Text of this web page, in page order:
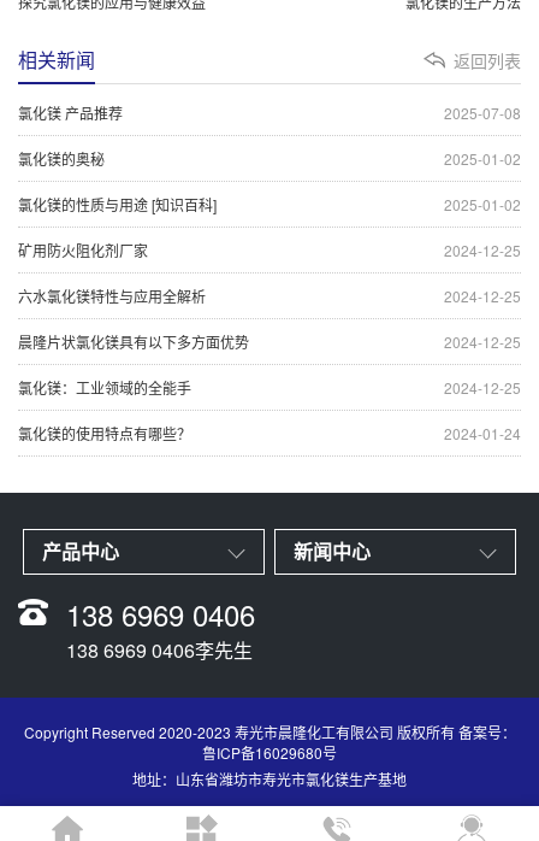
返回列表
相关新闻
2025-07-08
氯化镁 产品推荐
2025-01-02
氯化镁的奥秘
2025-01-02
氯化镁的性质与用途 [知识百科]
2024-12-25
矿用防火阻化剂厂家
2024-12-25
六水氯化镁特性与应用全解析
2024-12-25
晨隆片状氯化镁具有以下多方面优势
2024-12-25
氯化镁：工业领域的全能手
2024-01-24
氯化镁的使用特点有哪些？
产品中心 新闻中心
138 6969 0406
138 6969 0406李先生
Copyright Reserved 2020-2023 寿光市晨隆化工有限公司 版权所有 备案号：
鲁ICP备16029680号
地址：山东省潍坊市寿光市氯化镁生产基地